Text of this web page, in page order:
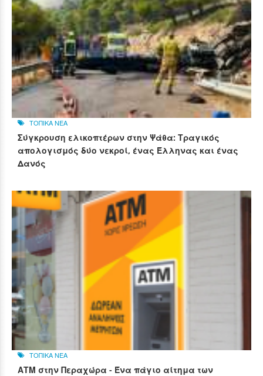
ΤΟΠΙΚΑ ΝΕΑ
Σύγκρουση ελικοπτέρων στην Ψάθα: Τραγικός
απολογισμός δύο νεκροί, ένας Έλληνας και ένας
Δανός
ΤΟΠΙΚΑ ΝΕΑ
ΑΤΜ στην Περαχώρα - Ένα πάγιο αίτημα των